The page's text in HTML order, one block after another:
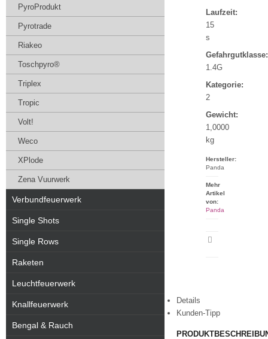
Laufzeit:
15
s
Gefahrgutklasse:
1.4G
Kategorie:
2
Gewicht:
1,0000
kg
Hersteller:
Panda
Mehr
Artikel
von:
Panda
Details
Kunden-Tipp
PyroProdukt
Pyrotrade
Riakeo
Toschpyro®
Triplex
Tropic
Volt!
Weco
XPlode
Zena Vuurwerk
Verbundfeuerwerk
Single Shots
Single Rows
Raketen
Leuchtfeuerwerk
Knallfeuerwerk
Bengal & Rauch